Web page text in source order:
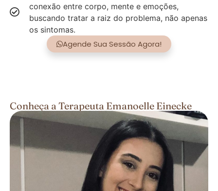
conexão entre corpo, mente e emoções,
buscando tratar a raiz do problema, não apenas
os sintomas.
Agende Sua Sessão Agora!
Conheça a Terapeuta Emanoelle Einecke